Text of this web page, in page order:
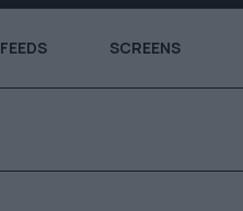
FEEDS SCREENS